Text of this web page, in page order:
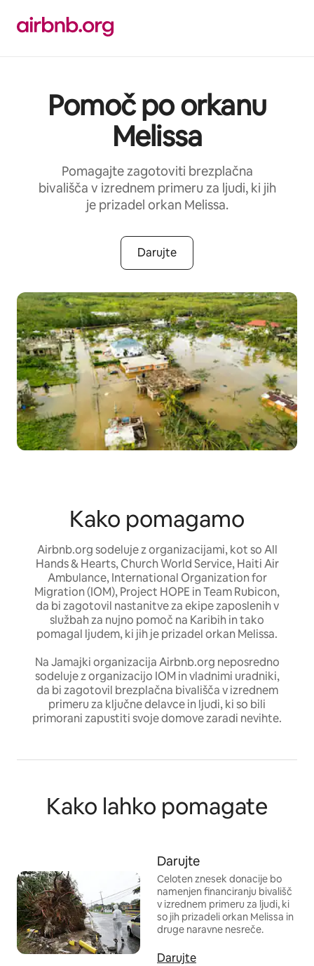
vsebino
Pomoč po orkanu
Melissa
Pomagajte zagotoviti brezplačna
bivališča v izrednem primeru za ljudi, ki jih
je prizadel orkan Melissa.
Darujte
Kako pomagamo
Airbnb.org sodeluje z organizacijami, kot so All
Hands & Hearts, Church World Service, Haiti Air
Ambulance, International Organization for
Migration (IOM), Project HOPE in Team Rubicon,
da bi zagotovil nastanitve za ekipe zaposlenih v
službah za nujno pomoč na Karibih in tako
pomagal ljudem, ki jih je prizadel orkan Melissa.
Na Jamajki organizacija Airbnb.org neposredno
sodeluje z organizacijo IOM in vladnimi uradniki,
da bi zagotovil brezplačna bivališča v izrednem
primeru za ključne delavce in ljudi, ki so bili
primorani zapustiti svoje domove zaradi nevihte.
Kako lahko pomagate
Darujte
Celoten znesek donacije bo
namenjen financiranju bivališč
v izrednem primeru za ljudi, ki
so jih prizadeli orkan Melissa in
druge naravne nesreče.
Darujte